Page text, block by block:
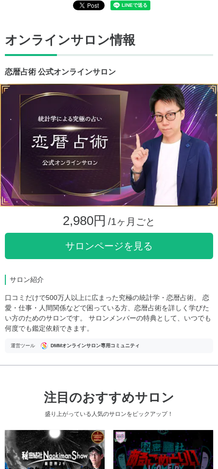
オンラインサロン情報
恋暦占術 公式オンラインサロン
2,980円 /1ヶ月ごと
サロンページを見る
サロン紹介
口コミだけで500万人以上に広まった究極の統計学・恋暦占術。 恋
愛・仕事・人間関係などで困っている方、恋暦占術を詳しく学びた
い方のためのサロンです。 サロンメンバーの特典として、いつでも
何度でも鑑定依頼できます。
運営ツール DMMオンラインサロン専用コミュニティ
注目のおすすめサロン
盛り上がっている人気のサロンをピックアップ！